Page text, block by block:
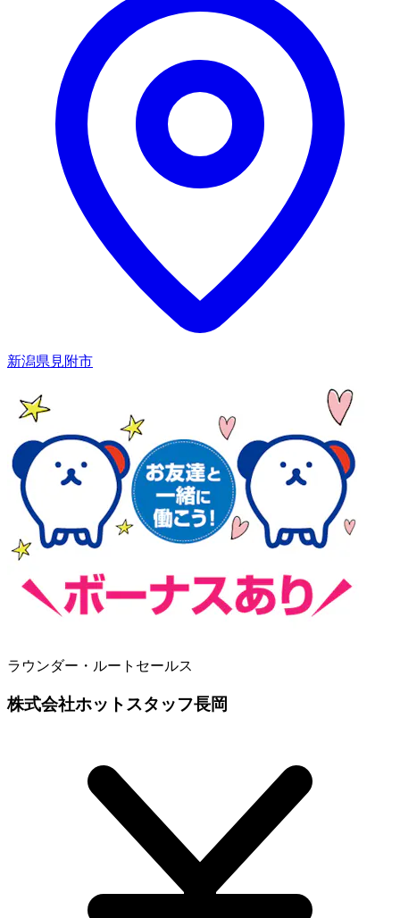
新潟県見附市
ラウンダー・ルートセールス
株式会社ホットスタッフ長岡